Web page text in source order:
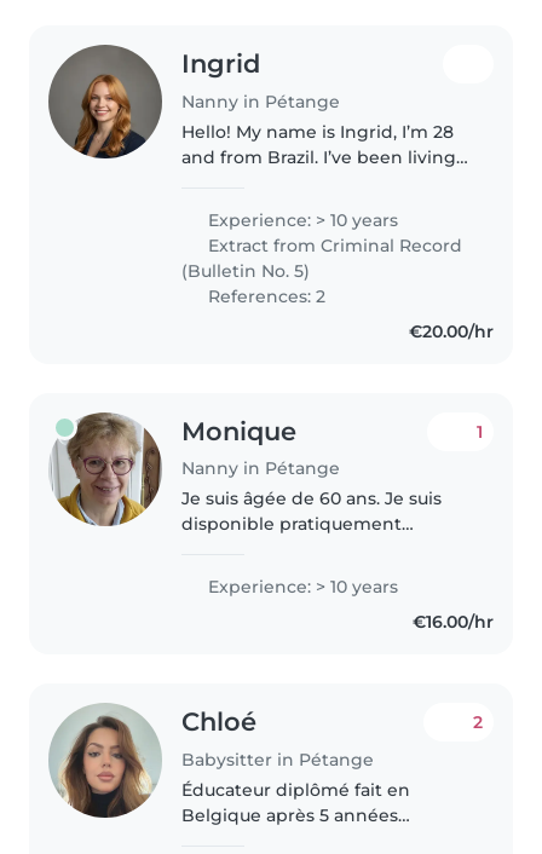
Ingrid
Nanny in Pétange
Hello! My name is Ingrid, I’m 28
and from Brazil. I’ve been living
Switzerland, Austria, and now
Luxembourg. I’ve cared..
Experience: > 10 years
Extract from Criminal Record
(Bulletin No. 5)
References: 2
€20.00/hr
Monique
Nanny in Pétange
1
Je suis âgée de 60 ans. Je suis
disponible pratiquement
actuellement des enfants en
France et à Luxembourg. Je
cherche un minimum de durée
Experience: > 10 years
€16.00/hr
Chloé
Babysitter in Pétange
2
Éducateur diplômé fait en
Belgique après 5 années